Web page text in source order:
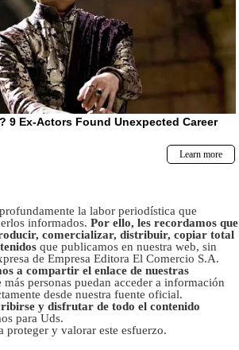
la labor periodística que
informados. Por ello, les recordamos que
comercializar, distribuir, copiar total
que publicamos en nuestra web, sin
de Empresa Editora El Comercio S.A.
a compartir el enlace de nuestras
más personas puedan acceder a información
desde nuestra fuente oficial.
y disfrutar de todo el contenido
para Uds.
proteger y valorar este esfuerzo.